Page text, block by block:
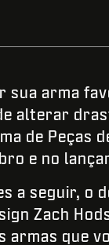
sua arma
alterar
de Peças
e no
a seguir, o
Zach
armas que